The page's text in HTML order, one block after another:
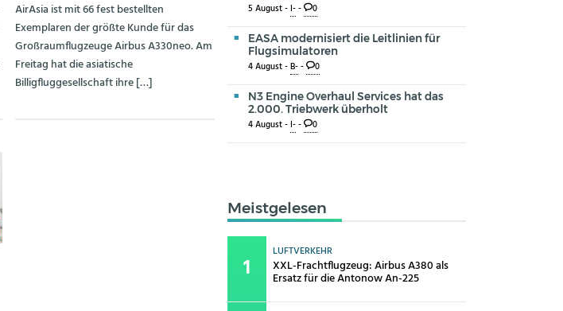
AirAsia ist mit 66 fest bestellten
Exemplaren der größte Kunde für das
Großraumflugzeuge Airbus A330neo. Am
Freitag hat die asiatische
Billigfluggesellschaft ihre […]
5 August -I-- 0
EASA modernisiert die Leitlinien für
Flugsimulatoren
4 August -B-- 0
N3 Engine Overhaul Services hat das
2.000. Triebwerk überholt
4 August -I-- 0
Meistgelesen
LUFTVERKEHR
XXL-Frachtflugzeug: Airbus A380 als
Ersatz für die Antonow An-225